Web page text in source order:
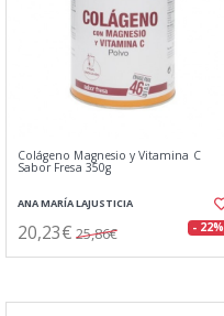
Colágeno Magnesio y Vitamina C
Sabor Fresa 350g
ANA MARÍA LAJUSTICIA
20,23€ 25,86€ - 22%